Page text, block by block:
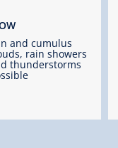
and cumulus
rain showers
thunderstorms